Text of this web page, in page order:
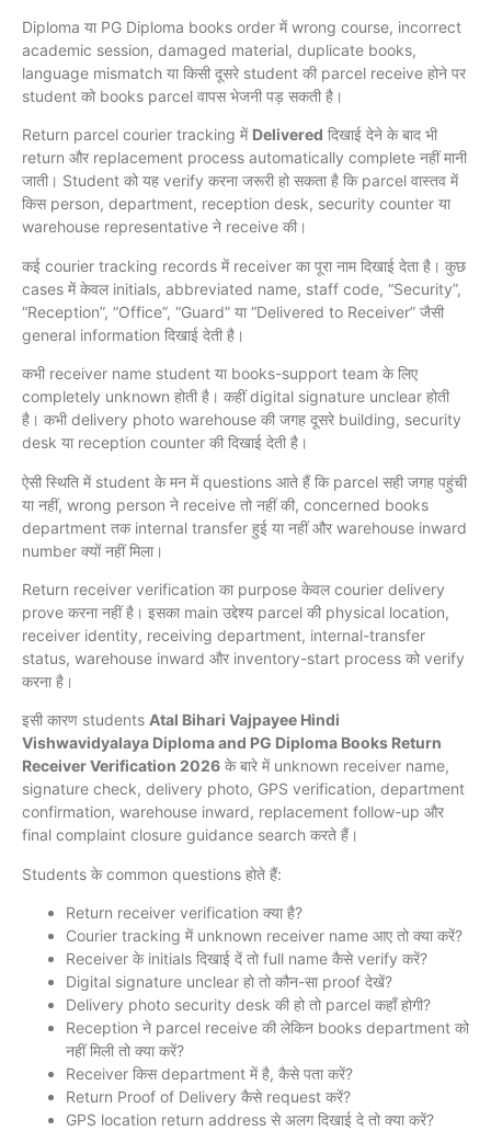
Diploma या PG Diploma books order में wrong course, incorrect
academic session, damaged material, duplicate books,
language mismatch या किसी दूसरे student की parcel receive होने पर
student को books parcel वापस भेजनी पड़ सकती है।
Return parcel courier tracking में Delivered दिखाई देने के बाद भी
return और replacement process automatically complete नहीं मानी
जाती। Student को यह verify करना जरूरी हो सकता है कि parcel वास्तव में
किस person, department, reception desk, security counter या
warehouse representative ने receive की।
कई courier tracking records में receiver का पूरा नाम दिखाई देता है। कुछ
cases में केवल initials, abbreviated name, staff code, “Security”,
“Reception”, “Office”, “Guard” या “Delivered to Receiver” जैसी
general information दिखाई देती है।
कभी receiver name student या books-support team के लिए
completely unknown होती है। कहीं digital signature unclear होती
है। कभी delivery photo warehouse की जगह दूसरे building, security
desk या reception counter की दिखाई देती है।
ऐसी स्थिति में student के मन में questions आते हैं कि parcel सही जगह पहुंची
या नहीं, wrong person ने receive तो नहीं की, concerned books
department तक internal transfer हुई या नहीं और warehouse inward
number क्यों नहीं मिला।
Return receiver verification का purpose केवल courier delivery
prove करना नहीं है। इसका main उद्देश्य parcel की physical location,
receiver identity, receiving department, internal-transfer
status, warehouse inward और inventory-start process को verify
करना है।
इसी कारण students Atal Bihari Vajpayee Hindi
Vishwavidyalaya Diploma and PG Diploma Books Return
Receiver Verification 2026 के बारे में unknown receiver name,
signature check, delivery photo, GPS verification, department
confirmation, warehouse inward, replacement follow-up और
final complaint closure guidance search करते हैं।
Students के common questions होते हैं:
Return receiver verification क्या है?
Courier tracking में unknown receiver name आए तो क्या करें?
Receiver के initials दिखाई दें तो full name कैसे verify करें?
Digital signature unclear हो तो कौन-सा proof देखें?
Delivery photo security desk की हो तो parcel कहाँ होगी?
Reception ने parcel receive की लेकिन books department को
नहीं मिली तो क्या करें?
Receiver किस department में है, कैसे पता करें?
Return Proof of Delivery कैसे request करें?
GPS location return address से अलग दिखाई दे तो क्या करें?